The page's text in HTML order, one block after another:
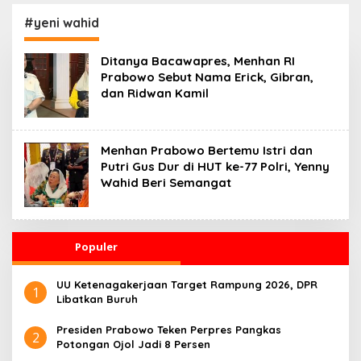
#yeni wahid
Ditanya Bacawapres, Menhan RI
Prabowo Sebut Nama Erick, Gibran,
dan Ridwan Kamil
Menhan Prabowo Bertemu Istri dan
Putri Gus Dur di HUT ke-77 Polri, Yenny
Wahid Beri Semangat
Populer
1
UU Ketenagakerjaan Target Rampung 2026, DPR
Libatkan Buruh
2
Presiden Prabowo Teken Perpres Pangkas
Potongan Ojol Jadi 8 Persen